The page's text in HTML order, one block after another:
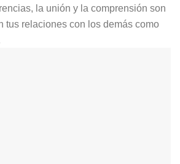
la unión y la comprensión son
tus relaciones con los demás como